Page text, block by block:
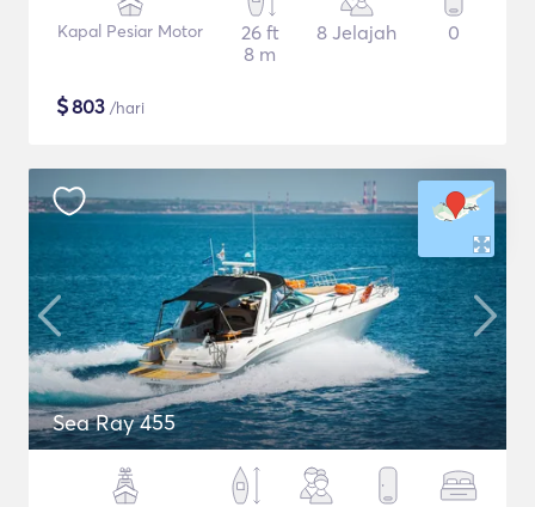
Kapal Pesiar Motor
26 ft
8 m
8 Jelajah 0
$803 /hari
Sea Ray 455